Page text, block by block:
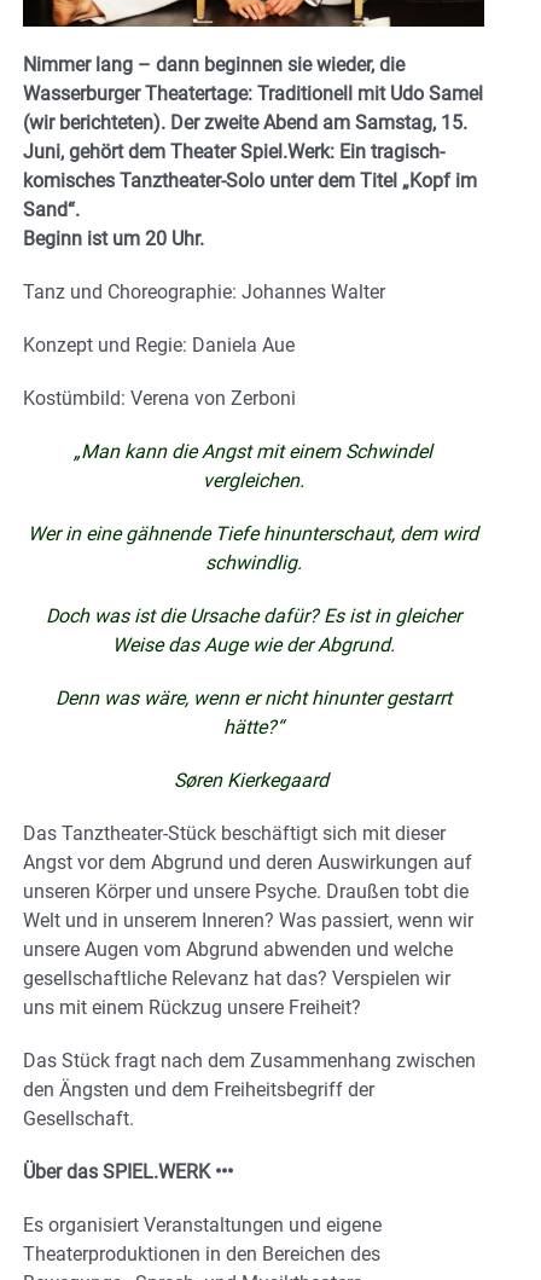
Nimmer lang – dann beginnen sie wieder, die
Wasserburger Theatertage: Traditionell mit Udo Samel
(wir berichteten). Der zweite Abend am Samstag, 15.
Juni, gehört dem Theater Spiel.Werk: Ein tragisch-
komisches Tanztheater-Solo unter dem Titel „Kopf im
Sand“.
Beginn ist um 20 Uhr.
Tanz und Choreographie: Johannes Walter
Konzept und Regie: Daniela Aue
Kostümbild: Verena von Zerboni
„Man kann die Angst mit einem Schwindel
vergleichen.
Wer in eine gähnende Tiefe hinunterschaut, dem wird
schwindlig.
Doch was ist die Ursache dafür? Es ist in gleicher
Weise das Auge wie der Abgrund.
Denn was wäre, wenn er nicht hinunter gestarrt
hätte?“
Søren Kierkegaard
Das Tanztheater-Stück beschäftigt sich mit dieser
Angst vor dem Abgrund und deren Auswirkungen auf
unseren Körper und unsere Psyche. Draußen tobt die
Welt und in unserem Inneren? Was passiert, wenn wir
unsere Augen vom Abgrund abwenden und welche
gesellschaftliche Relevanz hat das? Verspielen wir
uns mit einem Rückzug unsere Freiheit?
Das Stück fragt nach dem Zusammenhang zwischen
den Ängsten und dem Freiheitsbegriff der
Gesellschaft.
Über das SPIEL.WERK •••
Es organisiert Veranstaltungen und eigene
Theaterproduktionen in den Bereichen des